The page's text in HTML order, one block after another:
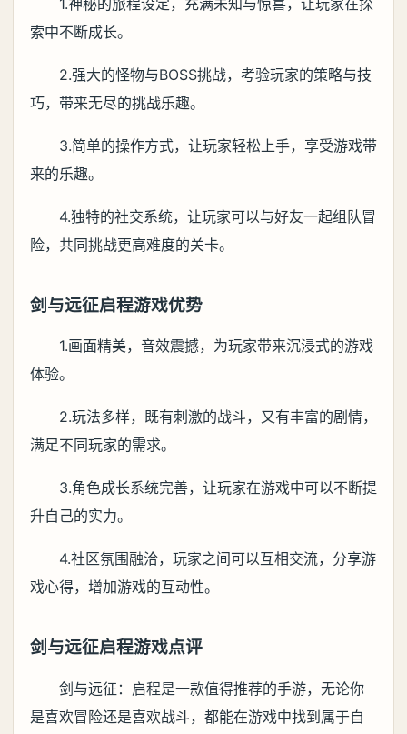
1.神秘的旅程设定，充满未知与惊喜，让玩家在探
索中不断成长。
2.强大的怪物与BOSS挑战，考验玩家的策略与技
巧，带来无尽的挑战乐趣。
3.简单的操作方式，让玩家轻松上手，享受游戏带
来的乐趣。
4.独特的社交系统，让玩家可以与好友一起组队冒
险，共同挑战更高难度的关卡。
剑与远征启程游戏优势
1.画面精美，音效震撼，为玩家带来沉浸式的游戏
体验。
2.玩法多样，既有刺激的战斗，又有丰富的剧情，
满足不同玩家的需求。
3.角色成长系统完善，让玩家在游戏中可以不断提
升自己的实力。
4.社区氛围融洽，玩家之间可以互相交流，分享游
戏心得，增加游戏的互动性。
剑与远征启程游戏点评
剑与远征：启程是一款值得推荐的手游，无论你
是喜欢冒险还是喜欢战斗，都能在游戏中找到属于自